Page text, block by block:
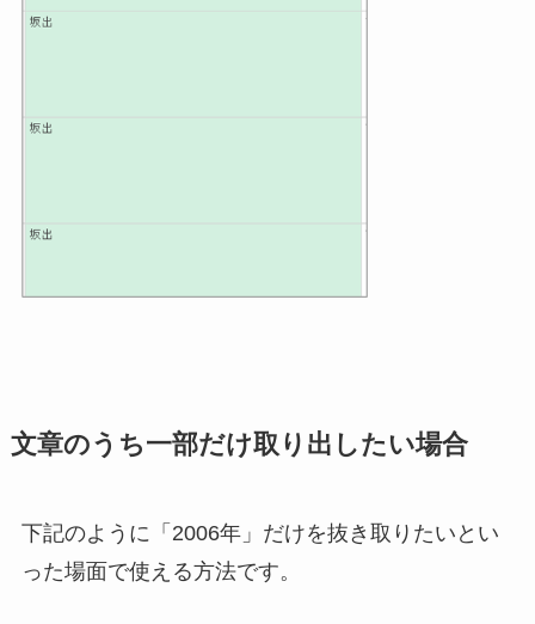
文章のうち一部だけ取り出したい場合
下記のように「2006年」だけを抜き取りたいとい
った場面で使える方法です。